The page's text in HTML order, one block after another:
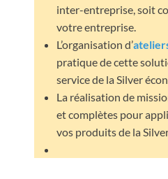
inter-entreprise, soit
votre entreprise.
L’organisation d’
pratique de cette
service de la Silver
La réalisation de
et complètes pour
vos produits de la